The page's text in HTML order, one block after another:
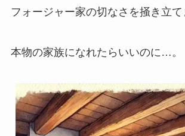
フォージャー家の切なさを掻き立て
本物の家族になれたらいいのに…。